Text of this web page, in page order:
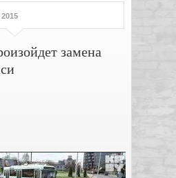
замена